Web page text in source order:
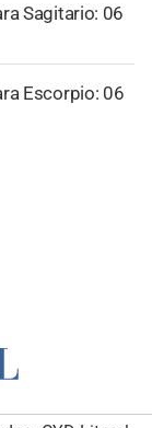
Sagitario: 06
Escorpio: 06